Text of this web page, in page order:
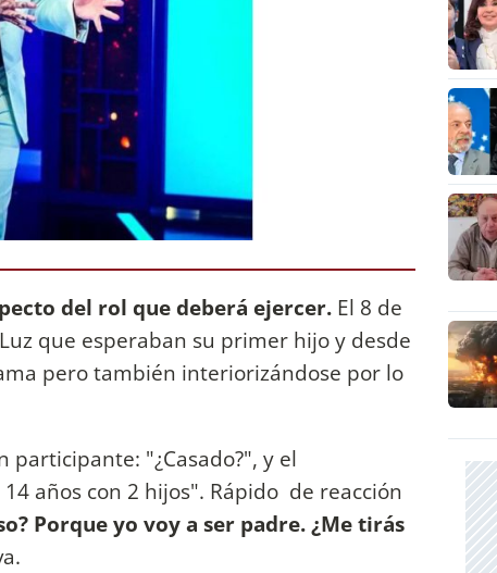
del rol que deberá ejercer. El 8 de
que esperaban su primer hijo y desde
pero también interiorizándose por lo
"¿Casado?", y el
años con 2 hijos". Rápido de reacción
Porque yo voy a ser padre. ¿Me tirás